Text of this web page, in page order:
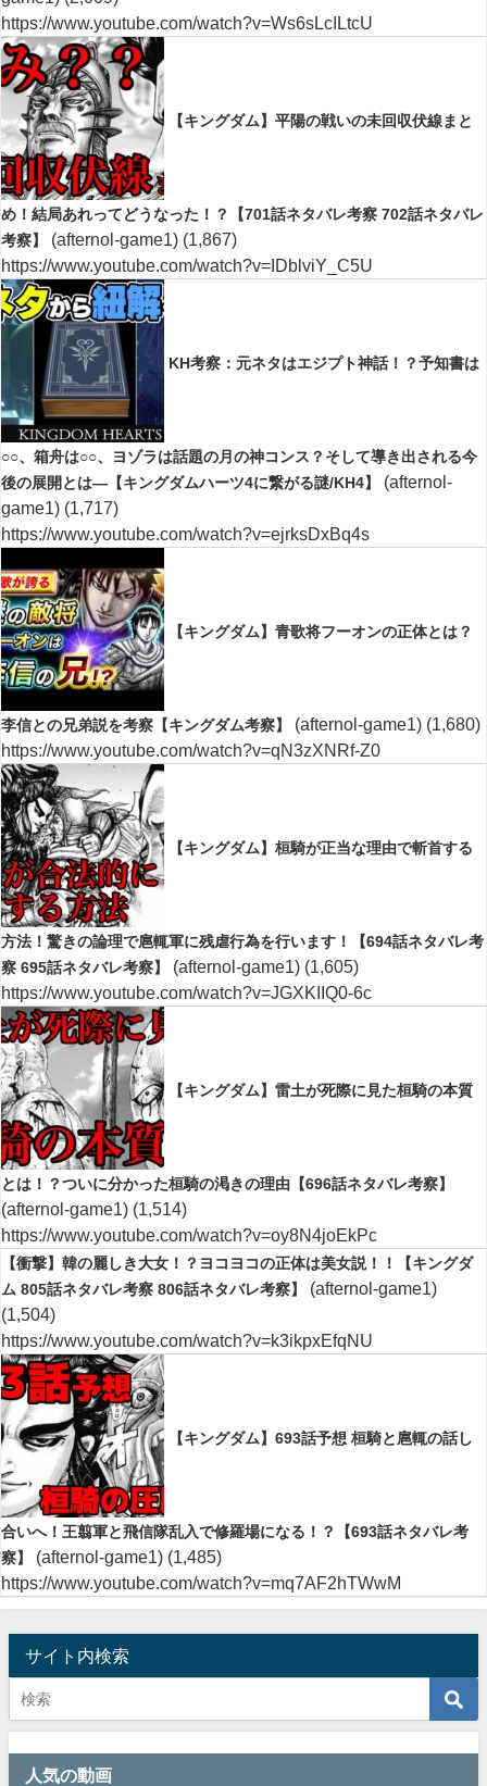
https://www.youtube.com/watch?v=Ws6sLcILtcU
【キングダム】平陽の戦いの未回収伏線まと
め！結局あれってどうなった！？【701話ネタバレ考察 702話ネタバレ
考察】
(afternol-game1) (1,867)
https://www.youtube.com/watch?v=IDblviY_C5U
KH考察：元ネタはエジプト神話！？予知書は
○○、箱舟は○○、ヨゾラは話題の月の神コンス？そして導き出される今
後の展開とは―【キングダムハーツ4に繋がる謎/KH4】
(afternol-
game1) (1,717)
https://www.youtube.com/watch?v=ejrksDxBq4s
【キングダム】青歌将フーオンの正体とは？
李信との兄弟説を考察【キングダム考察】 (afternol-game1) (1,680)
https://www.youtube.com/watch?v=qN3zXNRf-Z0
【キングダム】桓騎が正当な理由で斬首する
方法！驚きの論理で扈輒軍に残虐行為を行います！【694話ネタバレ考
察 695話ネタバレ考察】
(afternol-game1) (1,605)
https://www.youtube.com/watch?v=JGXKIIQ0-6c
【キングダム】雷土が死際に見た桓騎の本質
とは！？ついに分かった桓騎の渇きの理由【696話ネタバレ考察】
(afternol-game1) (1,514)
https://www.youtube.com/watch?v=oy8N4joEkPc
【衝撃】韓の麗しき大女！？ヨコヨコの正体は美女説！！【キングダ
ム 805話ネタバレ考察 806話ネタバレ考察】
(afternol-game1)
(1,504)
https://www.youtube.com/watch?v=k3ikpxEfqNU
【キングダム】693話予想 桓騎と扈輒の話し
合いへ！王翦軍と飛信隊乱入で修羅場になる！？【693話ネタバレ考
察】
(afternol-game1) (1,485)
https://www.youtube.com/watch?v=mq7AF2hTWwM
サイト内検索
人気の動画